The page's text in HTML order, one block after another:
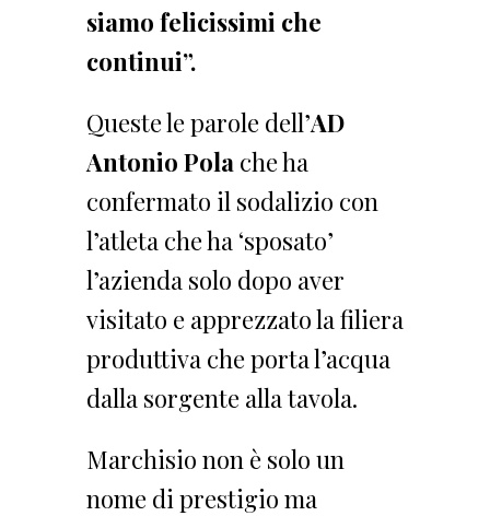
siamo felicissimi che
continui”.
Queste le parole dell’AD
Antonio Pola che ha
confermato il sodalizio con
l’atleta che ha ‘sposato’
l’azienda solo dopo aver
visitato e apprezzato la filiera
produttiva che porta l’acqua
dalla sorgente alla tavola.
Marchisio non è solo un
nome di prestigio ma